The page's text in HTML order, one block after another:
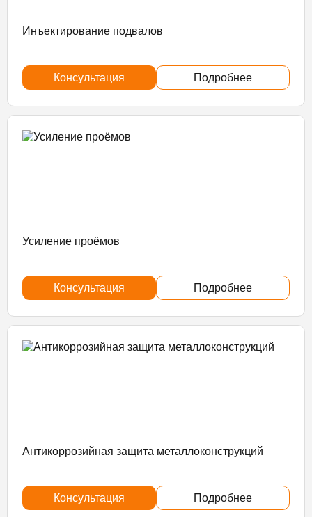
Инъектирование подвалов
Консультация Подробнее
Усиление проёмов
Консультация Подробнее
Антикоррозийная защита металлоконструкций
Консультация Подробнее